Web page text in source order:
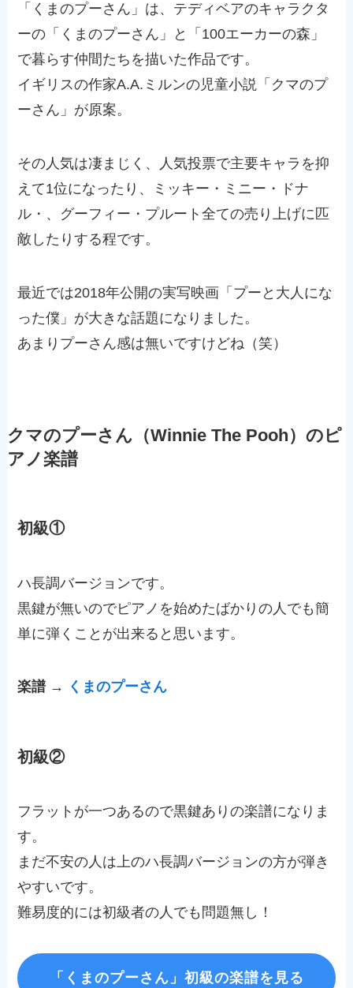
「くまのプーさん」は、テディベアのキャラクタ
ーの「くまのプーさん」と「100エーカーの森」
で暮らす仲間たちを描いた作品です。
イギリスの作家A.A.ミルンの児童小説「クマのプ
ーさん」が原案。
その人気は凄まじく、人気投票で主要キャラを抑
えて1位になったり、ミッキー・ミニー・ドナ
ル・、グーフィー・プルート全ての売り上げに匹
敵したりする程です。
最近では2018年公開の実写映画「プーと大人にな
った僕」が大きな話題になりました。
あまりプーさん感は無いですけどね（笑）
クマのプーさん（Winnie The Pooh）のピ
アノ楽譜
初級①
ハ長調バージョンです。
黒鍵が無いのでピアノを始めたばかりの人でも簡
単に弾くことが出来ると思います。
楽譜 → くまのプーさん
初級②
フラットが一つあるので黒鍵ありの楽譜になりま
す。
まだ不安の人は上のハ長調バージョンの方が弾き
やすいです。
難易度的には初級者の人でも問題無し！
「くまのプーさん」初級の楽譜を見る